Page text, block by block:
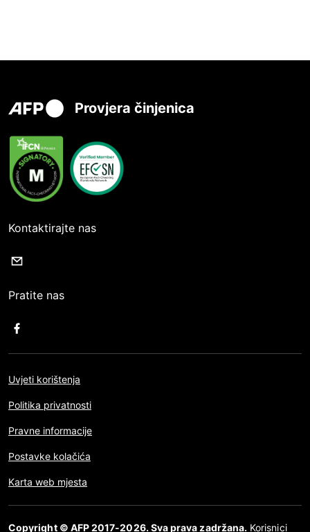
Provjera činjenica
Kontaktirajte nas
Pratite nas
Uvjeti korištenja
Politika privatnosti
Pravne informacije
Postavke kolačića
Karta web mjesta
Copyright © AFP 2017-2026. Sva prava zadržana. Korisnici